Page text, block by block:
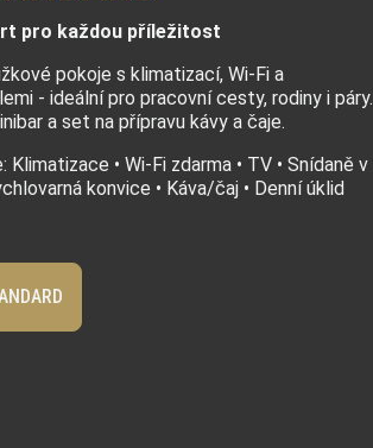
pro každou příležitost
pokoje s klimatizací, Wi-Fi a
- ideální pro pracovní cesty, rodiny i páry.
a set na přípravu kávy a čaje.
• Wi-Fi zdarma • TV • Snídaně v
konvice • Káva/čaj • Denní úklid